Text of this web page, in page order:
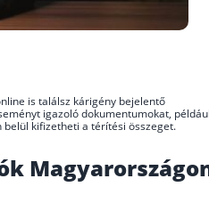
is találsz kárigény bejelentő
igazoló dokumentumokat,
kifizetheti a térítési összeget.